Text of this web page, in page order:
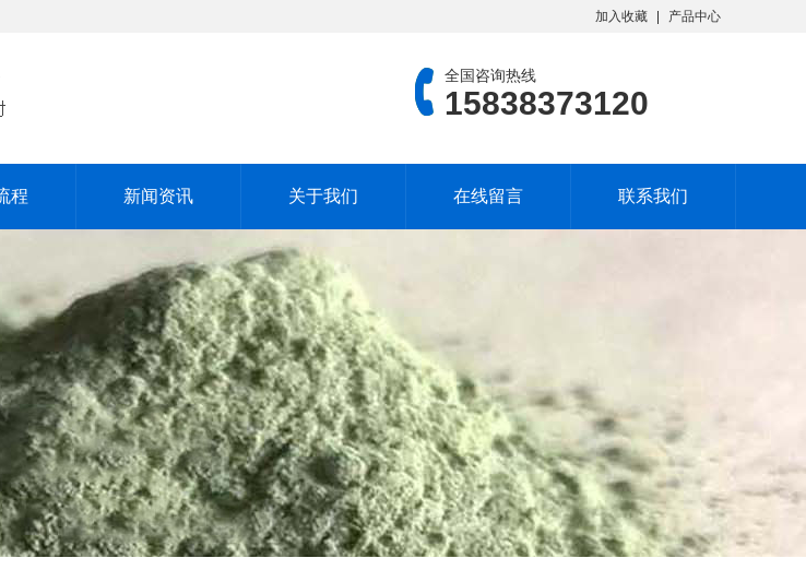
加入收藏 产品中心
全国咨询热线
15838373120
程 新闻资讯 关于我们 在线留言 联系我们